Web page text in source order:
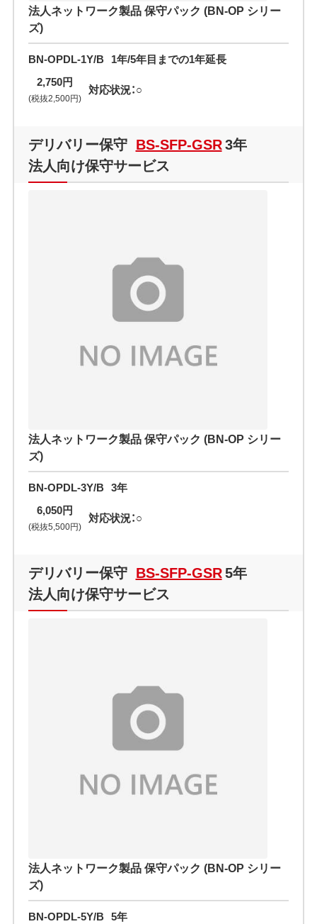
法人ネットワーク製品 保守パック (BN-OP シリー
ズ)
BN-OPDL-1Y/B 1年/5年目までの1年延長
2,750円
(税抜2,500円)
対応状況：○
デリバリー保守 BS-SFP-GSR3年
法人向け保守サービス
法人ネットワーク製品 保守パック (BN-OP シリー
ズ)
BN-OPDL-3Y/B 3年
6,050円
(税抜5,500円)
対応状況：○
デリバリー保守 BS-SFP-GSR5年
法人向け保守サービス
法人ネットワーク製品 保守パック (BN-OP シリー
ズ)
BN-OPDL-5Y/B 5年